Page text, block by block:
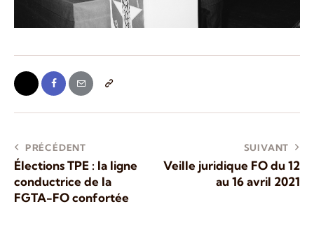
PRÉCÉDENT
Élections TPE : la ligne
conductrice de la
FGTA-FO confortée
SUIVANT
Veille juridique FO du 12
au 16 avril 2021